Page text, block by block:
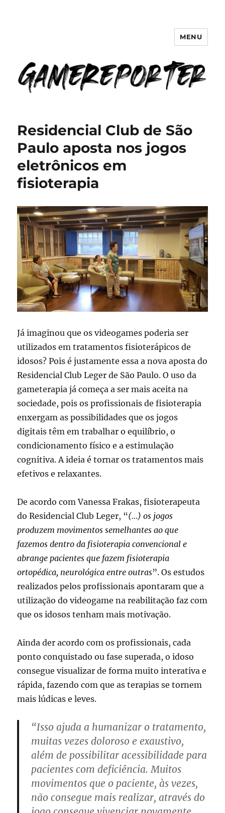
GameReporter | Cultura Gamer
MENU
Residencial Club de São
Paulo aposta nos jogos
eletrônicos em
fisioterapia
Já imaginou que os videogames poderia ser
utilizados em tratamentos fisioterápicos de
idosos? Pois é justamente essa a nova aposta do
Residencial Club Leger de São Paulo. O uso da
gameterapia já começa a ser mais aceita na
sociedade, pois os profissionais de fisioterapia
enxergam as possibilidades que os jogos
digitais têm em trabalhar o equilíbrio, o
condicionamento físico e a estimulação
cognitiva. A ideia é tornar os tratamentos mais
efetivos e relaxantes.
De acordo com Vanessa Frakas, fisioterapeuta
do Residencial Club Leger, “(…) os jogos
produzem movimentos semelhantes ao que
fazemos dentro da fisioterapia convencional e
abrange pacientes que fazem fisioterapia
ortopédica, neurológica entre outras”. Os estudos
realizados pelos profissionais apontaram que a
utilização do videogame na reabilitação faz com
que os idosos tenham mais motivação.
Ainda der acordo com os profissionais, cada
ponto conquistado ou fase superada, o idoso
consegue visualizar de forma muito interativa e
rápida, fazendo com que as terapias se tornem
mais lúdicas e leves.
“Isso ajuda a humanizar o tratamento,
muitas vezes doloroso e exaustivo,
além de possibilitar acessibilidade para
pacientes com deficiência. Muitos
movimentos que o paciente, às vezes,
não consegue mais realizar, através do